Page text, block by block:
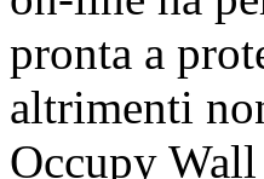
pronta a
altrimenti
Occupy